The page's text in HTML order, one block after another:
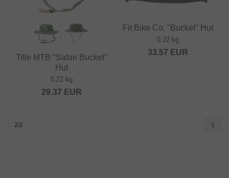
Title MTB "Safari Bucket"
Hut
0.22 kg
29.37 EUR
Fit Bike Co. "Bucket" Hut
0.22 kg
33.57 EUR
2/2 1